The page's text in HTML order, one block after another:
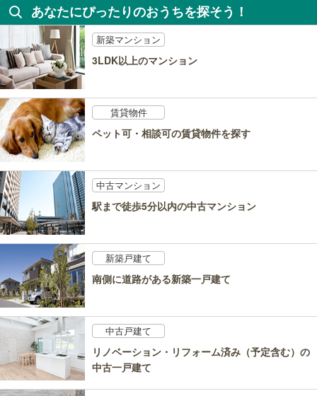
あなたにぴったりのおうちを探そう！
新築マンション
3LDK以上のマンション
賃貸物件
ペット可・相談可の賃貸物件を探す
中古マンション
駅まで徒歩5分以内の中古マンション
新築戸建て
南側に道路がある新築一戸建て
中古戸建て
リノベーション・リフォーム済み（予定含む）の
中古一戸建て